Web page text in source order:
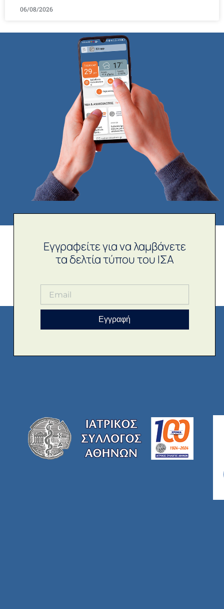
06/08/2026
Εγγραφείτε για να λαμβάνετε
τα δελτία τύπου του ΙΣΑ
Εγγραφή